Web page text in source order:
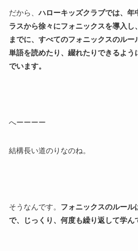
だから、ハローキッズクラブでは、年
ラスから徐々にフォニックスを導入し
までに、すべてのフォニックスのル
単語を読めたり、綴れたりできるよう
でいます。
へーーーー
結構長い道のりなのね。
そうなんです。 フォニックスのルール
で、じっくり、何度も繰り返して学ん